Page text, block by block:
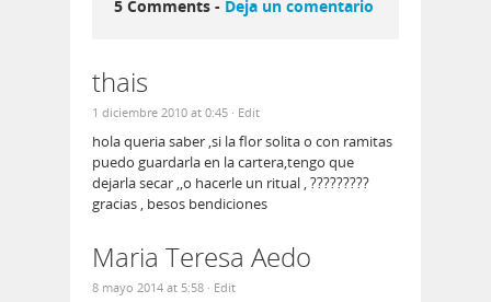
5 Comments - Deja un comentario
thais
1 diciembre 2010 at 0:45 · Edit
hola queria saber ,si la flor solita o con ramitas
puedo guardarla en la cartera,tengo que
dejarla secar ,,o hacerle un ritual , ?????????
gracias , besos bendiciones
Maria Teresa Aedo
8 mayo 2014 at 5:58 · Edit